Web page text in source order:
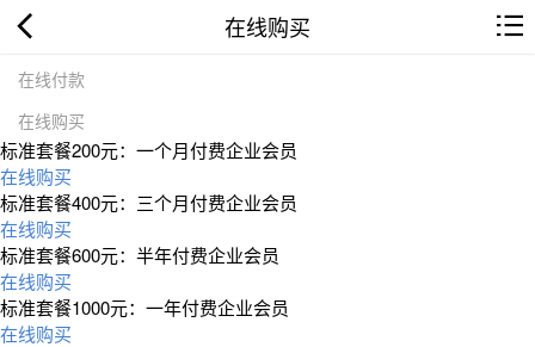
在线购买
在线付款
在线购买
标准套餐200元：一个月付费企业会员
在线购买
标准套餐400元：三个月付费企业会员
在线购买
标准套餐600元：半年付费企业会员
在线购买
标准套餐1000元：一年付费企业会员
在线购买